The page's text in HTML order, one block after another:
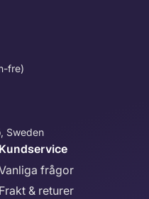
fre)
Sweden
Kundservice
frågor
Frakt & returer